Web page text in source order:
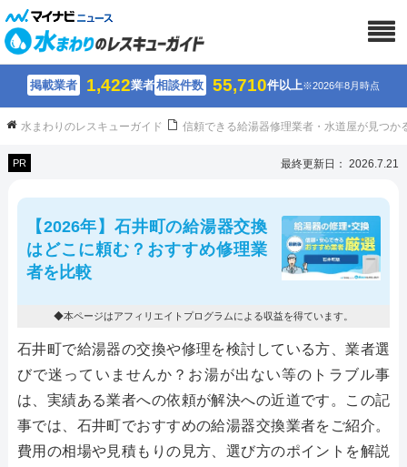
掲載業者 1,422業者相談件数 55,710件以上※2026年8月時点
水まわりのレスキューガイド 信頼できる給湯器修理業者・水道屋が見つか
PR 最終更新日： 2026.7.21
【2026年】石井町の給湯器交換
はどこに頼む？おすすめ修理業
者を比較
◆本ページはアフィリエイトプログラムによる収益を得ています。
石井町で給湯器の交換や修理を検討している方、業者選
びで迷っていませんか？お湯が出ない等のトラブル事
は、実績ある業者への依頼が解決への近道です。この記
事では、石井町でおすすめの給湯器交換業者をご紹介。
費用の相場や見積もりの見方、選び方のポイントを解説